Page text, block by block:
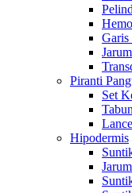
Garis
Piranti
Set
Hipodermis